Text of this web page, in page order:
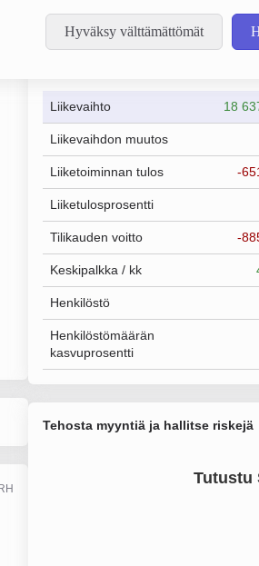
Hyväksy välttämättömät
Taloustiedot
Liikevaihto 18
Liikevaihdon muutos
Liiketoiminnan tulos -
Liiketulosprosentti
Tilikauden voitto -
Keskipalkka / kk
Henkilöstö
Henkilöstömäärän
kasvuprosentti
Tehosta myyntiä ja hallitse riskejä
Tutustu